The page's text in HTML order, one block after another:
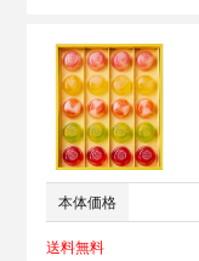
本体価格
送料無料